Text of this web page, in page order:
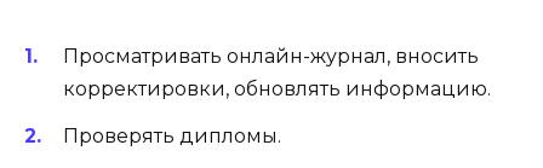
Просматривать онлайн-журнал, вносить
корректировки, обновлять информацию.
Проверять дипломы.